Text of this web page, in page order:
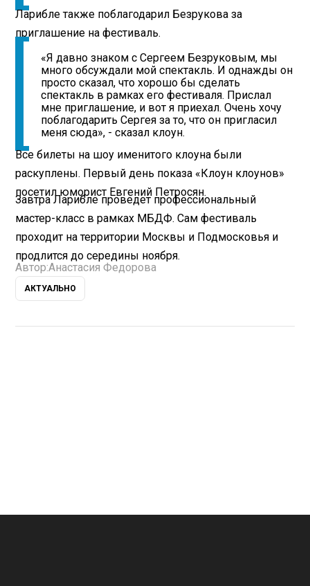
Ларибле также поблагодарил Безрукова за
приглашение на фестиваль.
«Я давно знаком с Сергеем Безруковым, мы
много обсуждали мой спектакль. И однажды он
просто сказал, что хорошо бы сделать
спектакль в рамках его фестиваля. Прислал
мне приглашение, и вот я приехал. Очень хочу
поблагодарить Сергея за то, что он пригласил
меня сюда», - сказал клоун.
Все билеты на шоу именитого клоуна были
раскуплены. Первый день показа «Клоун клоунов»
посетилюморист Евгений Петросян.
Завтра Ларибле проведет профессиональный
мастер-класс в рамках МБДФ. Сам фестиваль
проходит на территории Москвы и Подмосковья и
продлится до середины ноября.
Автор:Анастасия Федорова
АКТУАЛЬНО